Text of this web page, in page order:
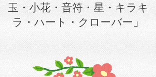
玉・小花・音符・星・キラキ
ラ・ハート・クローバー」